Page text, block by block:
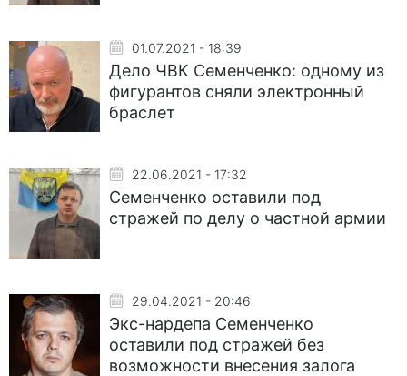
01.07.2021 - 18:39
Дело ЧВК Семенченко: одному из
фигурантов сняли электронный
браслет
22.06.2021 - 17:32
Семенченко оставили под
стражей по делу о частной армии
29.04.2021 - 20:46
Экс-нардепа Семенченко
оставили под стражей без
возможности внесения залога